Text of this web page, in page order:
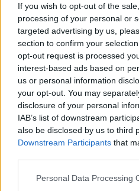
If you wish to opt-out of the
processing of your personal or
targeted advertising by us,
section to confirm your
opt-out request is processed
interest-based ads based on
us or personal information
your opt-out. You may
disclosure of your personal
IAB’s list of downstream
also be disclosed by us to third
Downstream Participants that
Please note that this website/
Personal Data Processing
Σύμφωνα με την ίδια, οι
συνθήκες περιορισμένης